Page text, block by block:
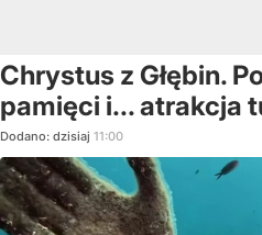
Chrystus z Głębin.
pamięci i... atrakcja
Dodano: dzisiaj 11:00